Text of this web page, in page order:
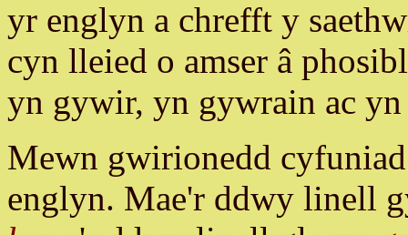
yr englyn a chrefft y
cyn lleied o amser â
yn gywir, yn gywrain ac
Mewn gwirionedd
englyn. Mae'r ddwy linell